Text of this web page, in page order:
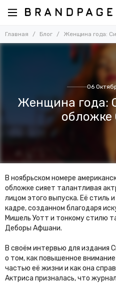
Главная Блог Женщина года:
06
Женщина года:
обложке
В ноябрьском номере
обложке сияет талантливая
лицом этого выпуска. Её стиль
кадре, созданном благодаря
Мишель Уотт и тонкому стилю
Деборы Афшани.
В своём интервью для издания
о том, как повышенное
частью её жизни и как она
Актриса призналась, что